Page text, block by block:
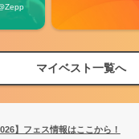
マイベスト一覧へ
】フェス情報はここから！
ンキング】2026年上半期編発表！
】フェス情報はここから！